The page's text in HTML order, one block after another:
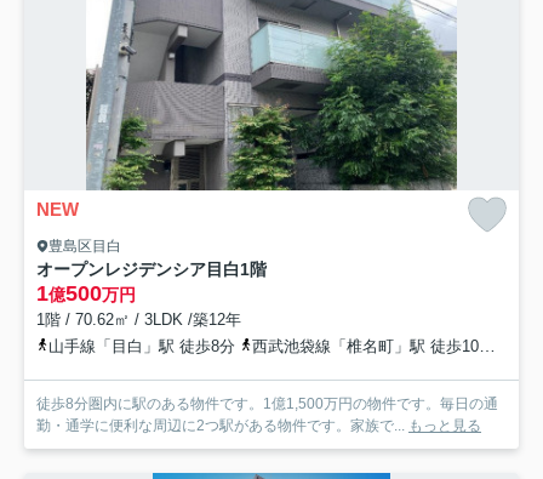
NEW
豊島区目白
オープンレジデンシア目白1階
1億500万円
1階 / 70.62㎡ / 3LDK /築12年
山手線「目白」駅 徒歩8分
西武池袋線「椎名町」駅 徒歩10分
徒歩8分圏内に駅のある物件です。1億1,500万円の物件です。毎日の通
勤・通学に便利な周辺に2つ駅がある物件です。家族で... もっと見る